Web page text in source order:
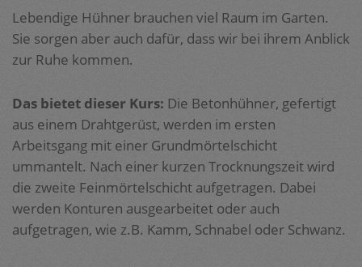
Lebendige Hühner brauchen viel Raum im Garten.
Sie sorgen aber auch dafür, dass wir bei ihrem Anblick
zur Ruhe kommen.
Das bietet dieser Kurs: Die Betonhühner, gefertigt
aus einem Drahtgerüst, werden im ersten
Arbeitsgang mit einer Grundmörtelschicht
ummantelt. Nach einer kurzen Trocknungszeit wird
die zweite Feinmörtelschicht aufgetragen. Dabei
werden Konturen ausgearbeitet oder auch
aufgetragen, wie z.B. Kamm, Schnabel oder Schwanz.